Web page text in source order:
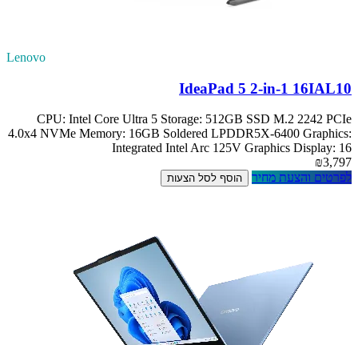
Lenovo
IdeaPad 5 2-in-1 16IAL10
CPU: Intel Core Ultra 5 Storage: 512GB SSD M.2 2242 PCIe
4.0x4 NVMe Memory: 16GB Soldered LPDDR5X-6400 Graphics:
Integrated Intel Arc 125V Graphics Display: 16
₪3,797
לפרטים והצעת מחיר
הוסף לסל הצעות